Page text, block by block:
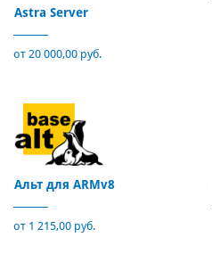
Astra Server
от 20 000,00 руб.
Альт для ARMv8
от 1 215,00 руб.